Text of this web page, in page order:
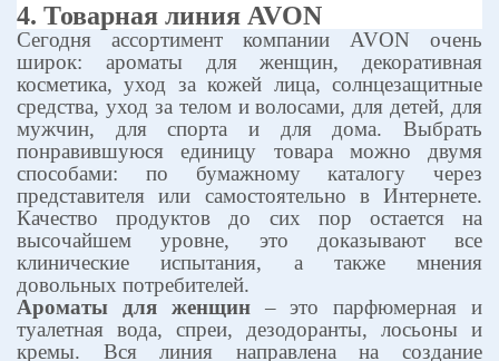
4. Товарная линия AVON
Сегодня ассортимент компании AVON очень
широк: ароматы для женщин, декоративная
косметика, уход за кожей лица, солнцезащитные
средства, уход за телом и волосами, для детей, для
мужчин, для спорта и для дома. Выбрать
понравившуюся единицу товара можно двумя
способами: по бумажному каталогу через
представителя или самостоятельно в Интернете.
Качество продуктов до сих пор остается на
высочайшем уровне, это доказывают все
клинические испытания, а также мнения
довольных потребителей.
Ароматы для женщин– это парфюмерная и
туалетная вода, спреи, дезодоранты, лосьоны и
кремы. Вся линия направлена на создание